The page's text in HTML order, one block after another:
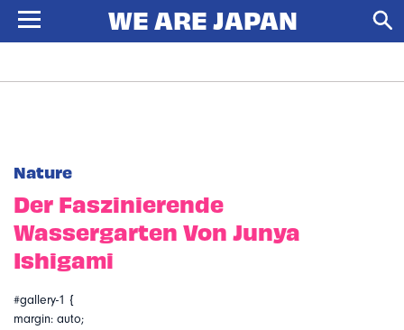
Nature
Der Faszinierende
Wassergarten Von Junya
Ishigami
#gallery-1 {
margin: auto;